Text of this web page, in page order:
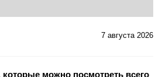
7 августа 2026
можно посмотреть всего